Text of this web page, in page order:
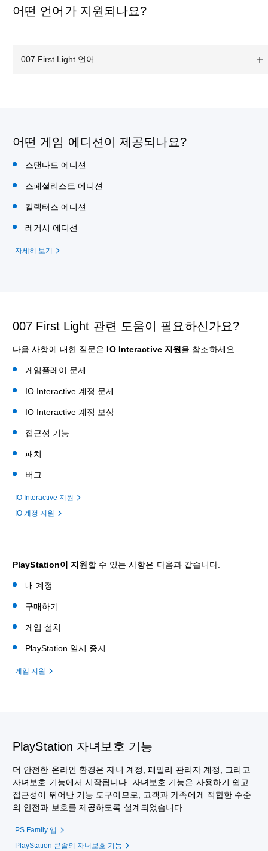
어떤 언어가 지원되나요?
007 First Light 언어
어떤 게임 에디션이 제공되나요?
스탠다드 에디션
스페셜리스트 에디션
컬렉터스 에디션
레거시 에디션
자세히 보기
007 First Light 관련 도움이 필요하신가요?
다음 사항에 대한 질문은 IO Interactive 지원을 참조하세요.
게임플레이 문제
IO Interactive 계정 문제
IO Interactive 계정 보상
접근성 기능
패치
버그
IO Interactive 지원
IO 계정 지원
PlayStation이 지원할 수 있는 사항은 다음과 같습니다.
내 계정
구매하기
게임 설치
PlayStation 일시 중지
게임 지원
PlayStation 자녀보호 기능
더 안전한 온라인 환경은 자녀 계정, 패밀리 관리자 계정, 그리고
자녀보호 기능에서 시작됩니다. 자녀보호 기능은 사용하기 쉽고
접근성이 뛰어난 기능 도구이므로, 고객과 가족에게 적합한 수준
의 안전과 보호를 제공하도록 설계되었습니다.
PS Family 앱
PlayStation 콘솔의 자녀보호 기능